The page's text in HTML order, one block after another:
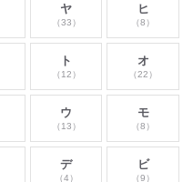
ヤ
（33）
ヒ
（8）
ト
（12）
オ
（22）
ウ
（13）
モ
（8）
デ
（4）
ビ
（9）